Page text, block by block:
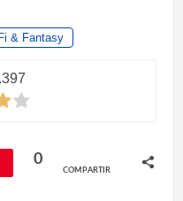
& Fantasy
0
COMPARTIR